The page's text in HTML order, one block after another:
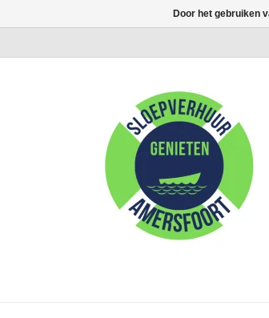
Door het gebruiken